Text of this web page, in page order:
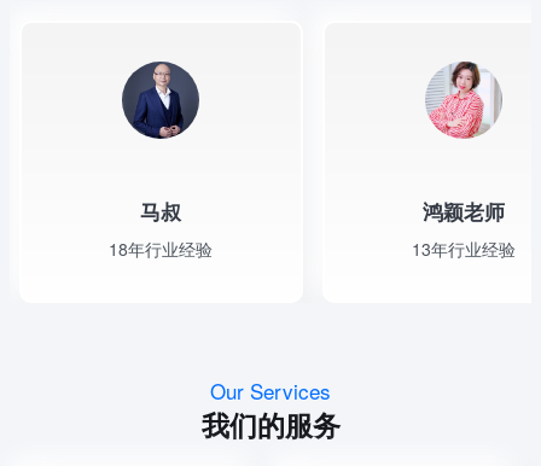
马叔
18年行业经验
鸿颖老师
13年行业经验
Our Services
我们的服务